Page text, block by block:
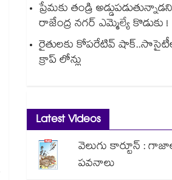
ప్రేమకు తండ్రి
రాజేంద్ర నగర్ ఎమ్మెల్యే కొడుకు !
రైతులకు కోపరేటివ్
క్రాప్ లోన్లు
Latest Videos
వెలుగు కార్టూన్ :
పవనాలు